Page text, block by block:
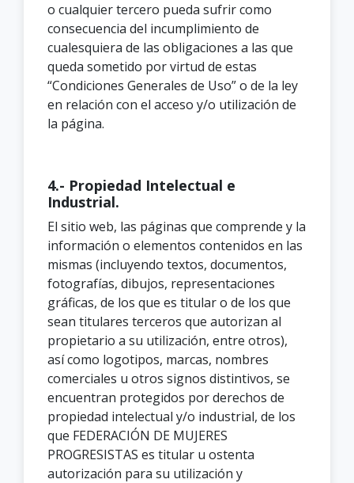
o cualquier tercero pueda sufrir como
consecuencia del incumplimiento de
cualesquiera de las obligaciones a las que
queda sometido por virtud de estas
“Condiciones Generales de Uso” o de la ley
en relación con el acceso y/o utilización de
la página.
4.- Propiedad Intelectual e
Industrial.
El sitio web, las páginas que comprende y la
información o elementos contenidos en las
mismas (incluyendo textos, documentos,
fotografías, dibujos, representaciones
gráficas, de los que es titular o de los que
sean titulares terceros que autorizan al
propietario a su utilización, entre otros),
así como logotipos, marcas, nombres
comerciales u otros signos distintivos, se
encuentran protegidos por derechos de
propiedad intelectual y/o industrial, de los
que FEDERACIÓN DE MUJERES
PROGRESISTAS es titular u ostenta
autorización para su utilización y